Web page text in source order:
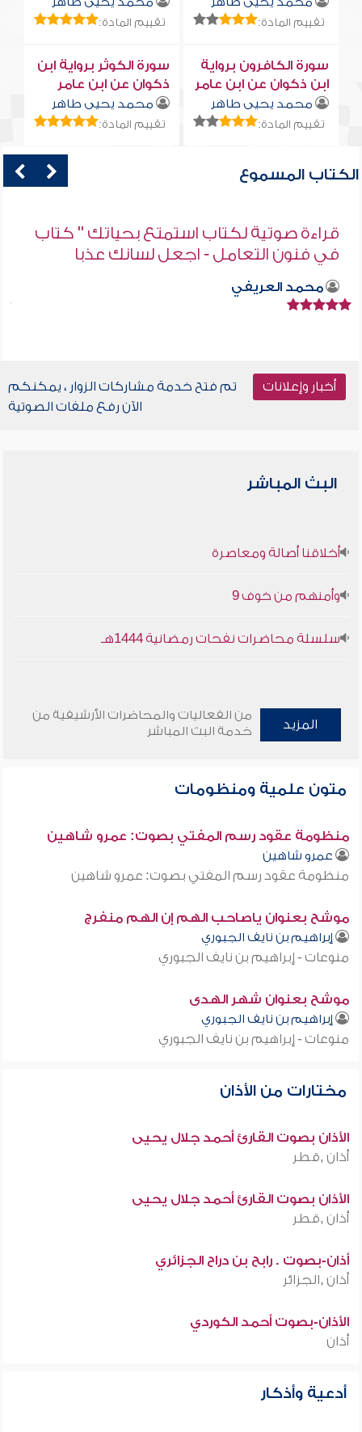
تقييم المادة: تقييم المادة:
سورة الكافرون برواية
ابن ذكوان عن ابن عامر
محمد يحيى طاهر
تقييم المادة:
سورة الكوثر برواية ابن
ذكوان عن ابن عامر
محمد يحيى طاهر
تقييم المادة:
الكتاب المسموع
قراءة صوتية لكتاب استمتع بحياتك " كتاب
في فنون التعامل - اجعل لسانك عذبا
محمد العريفي
أخبار وإعلانات
تم فتح خدمة مشاركات الزوار ، يمكنكم
الآن رفع ملفات الصوتية
البث المباشر
أخلاقنا أصالة ومعاصرة
وأمنهم من خوف 9
سلسلة محاضرات نفحات رمضانية 1444هـ
المزيد
من الفعاليات والمحاضرات الأرشيفية من
خدمة البث المباشر
متون علمية ومنظومات
منظومة عقود رسم المفتي بصوت: عمرو شاهين
عمرو شاهين
منظومة عقود رسم المفتي بصوت: عمرو شاهين
موشح بعنوان ياصاحب الهم إن الهم منفرج
إبراهيم بن نايف الجبوري
منوعات - إبراهيم بن نايف الجبوري
موشح بعنوان شهر الهدى
إبراهيم بن نايف الجبوري
منوعات - إبراهيم بن نايف الجبوري
مختارات من الأذان
الأذان بصوت القارئ أحمد جلال يحيى
أذان ,قطر
الأذان بصوت القارئ أحمد جلال يحيى
أذان ,قطر
أذان-بصوت . رابح بن دراح الجزائري
أذان ,الجزائر
الأذان-بصوت أحمد الكوردي
أذان
أدعية وأذكار